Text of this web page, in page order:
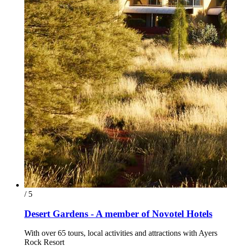
/ 5
Desert Gardens - A member of Novotel Hotels
With over 65 tours, local activities and attractions with Ayers
Rock Resort